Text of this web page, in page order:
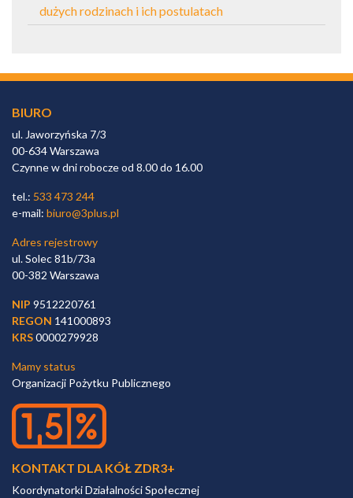
dużych rodzinach i ich postulatach
BIURO
ul. Jaworzyńska 7/3
00-634 Warszawa
Czynne w dni robocze od 8.00 do 16.00
tel.: 533 473 244
e-mail: biuro@3plus.pl
Adres rejestrowy
ul. Solec 81b/73a
00-382 Warszawa
NIP 9512220761
REGON 141000893
KRS0000279928
Mamy status
Organizacji Pożytku Publicznego
KONTAKT DLA KÓŁ ZDR3+
Koordynatorki Działalności Społecznej